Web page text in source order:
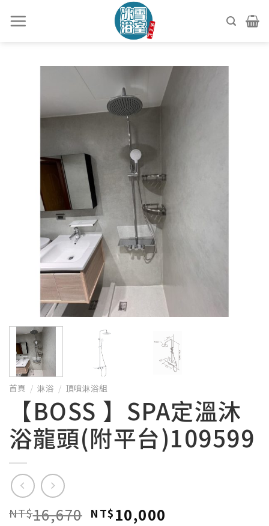
首頁 / 淋浴 / 頂噴淋浴組
【BOSS 】SPA定溫沐
浴龍頭(附平台)109599
NT$16,670 NT$10,000